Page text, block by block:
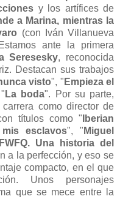
y los artífices de
a Marina, mientras la
(con Iván Villanueva
ante la primera
Seresesky, reconocida
Destacan sus trabajos
visto", " Empieza el
La boda". Por su parte,
como director de
títulos como " Iberian
esclavos", " Miguel
Una historia del
a la perfección, y eso se
compacto, en el que
Unos personajes
que se mece entre la